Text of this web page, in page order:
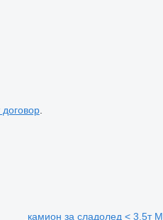
договор.
камион за сладолед < 3.5т